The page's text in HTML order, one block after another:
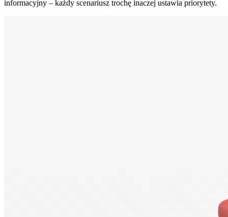
informacyjny – każdy scenariusz trochę inaczej ustawia priorytety.